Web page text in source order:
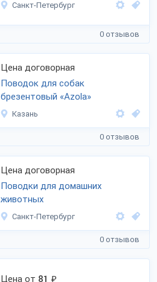
Санкт-Петербург
0 отзывов
Цена договорная
Поводок для собак
брезентовый «Azola»
Казань
0 отзывов
Цена договорная
Поводки для домашних
животных
Санкт-Петербург
0 отзывов
Цена от 81 ₽